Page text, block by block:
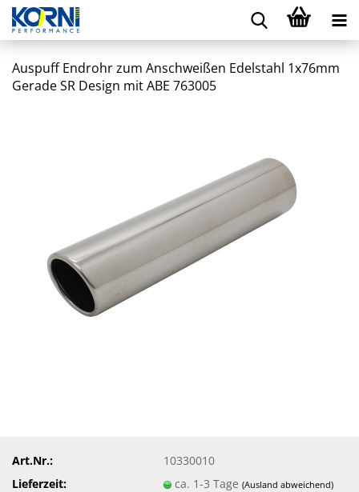
Auspuff Endrohr zum Anschweißen Edelstahl 1x76mm
Gerade SR Design mit ABE 763005
Art.Nr.:
10330010
Lieferzeit:
ca. 1-3 Tage(Ausland abweichend)